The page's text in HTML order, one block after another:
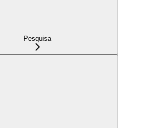
Pesquisa